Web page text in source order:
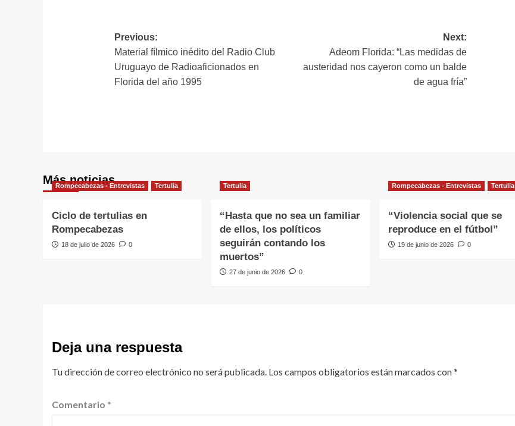
Navegación
de
entradas
Previous:
Material fílmico inédito del Radio Club
Uruguayo de Radioaficionados en
Florida del año 1995
Next:
Adeom Florida: “Las medidas de
austeridad nos cayeron como un balde
de agua fría”
Más noticias
Rompecabezas - Entrevistas Tertulia
Ciclo de tertulias en
Rompecabezas
18 de julio de 2026 0
Tertulia
“Hasta que no sea un familiar
de ellos, los políticos
seguirán contando los
muertos”
27 de junio de 2026 0
Rompecabezas - Entrevistas Tertulia
“Violencia social que se
reproduce en el fútbol”
19 de junio de 2026 0
Deja una respuesta
Tu dirección de correo electrónico no será publicada. Los campos obligatorios están marcados con*
Comentario *